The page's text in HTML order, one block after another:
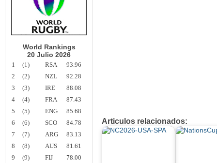
World Rankings
20 Julio 2026
1 (1) RSA
93.96
2
(2) NZL
92.28
3
(3) IRE
88.08
4
(4) FRA
87.43
5
(5) ENG
85.68
6
(6) SCO
84.78
7
(7) ARG
83.13
8
(8) AUS
81.61
9
(9) FIJ
78.00
Articulos relacionados: